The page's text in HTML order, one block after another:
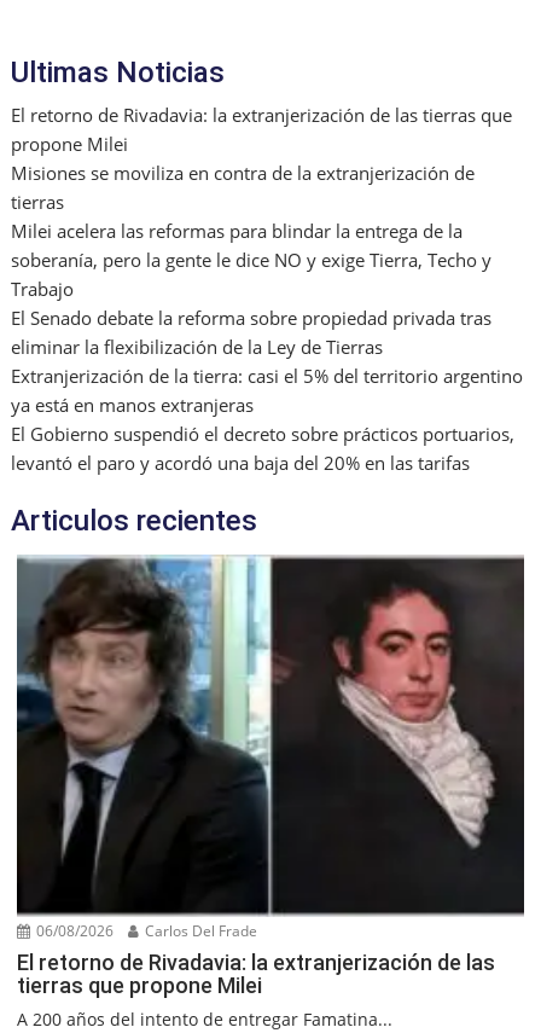
k
Ultimas Noticias
El retorno de Rivadavia: la extranjerización de las tierras que
propone Milei
Misiones se moviliza en contra de la extranjerización de
tierras
Milei acelera las reformas para blindar la entrega de la
soberanía, pero la gente le dice NO y exige Tierra, Techo y
Trabajo
El Senado debate la reforma sobre propiedad privada tras
eliminar la flexibilización de la Ley de Tierras
Extranjerización de la tierra: casi el 5% del territorio argentino
ya está en manos extranjeras
El Gobierno suspendió el decreto sobre prácticos portuarios,
levantó el paro y acordó una baja del 20% en las tarifas
Articulos recientes
06/08/2026 Carlos Del Frade
El retorno de Rivadavia: la extranjerización de las
tierras que propone Milei
A 200 años del intento de entregar Famatina...